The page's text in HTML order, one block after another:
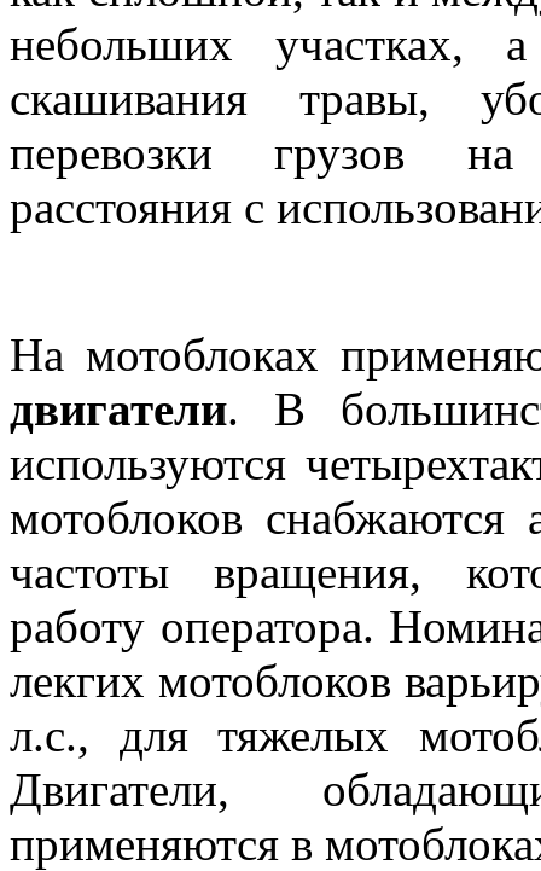
небольших участках,
скашивания травы,
перевозки грузов на
расстояния с
На мотоблоках
двигатели. В
используются
мотоблоков снабжаются
частоты вращения,
работу оператора.
лекгих мотоблоков
л.с., для тяжелых
Двигатели,
применяются в